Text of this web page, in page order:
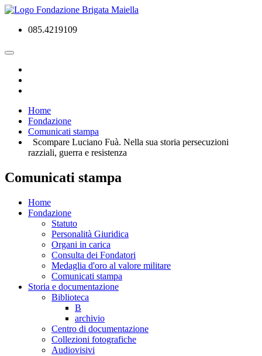
085.4219109
Home
Fondazione
Comunicati stampa
Scompare Luciano Fuà. Nella sua storia persecuzioni
razziali, guerra e resistenza
Comunicati stampa
Home
Fondazione
Statuto
Personalità Giuridica
Organi in carica
Consulta dei Fondatori
Medaglia d'oro al valore militare
Comunicati stampa
Storia e documentazione
Biblioteca
B
archivio
Centro di documentazione
Collezioni fotografiche
Audiovisivi